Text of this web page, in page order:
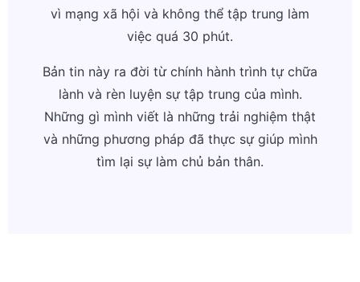
vì mạng xã hội và không thể tập trung làm
việc quá 30 phút.
Bản tin này ra đời từ chính hành trình tự chữa
lành và rèn luyện sự tập trung của mình.
Những gì mình viết là những trải nghiệm thật
và những phương pháp đã thực sự giúp mình
tìm lại sự làm chủ bản thân.